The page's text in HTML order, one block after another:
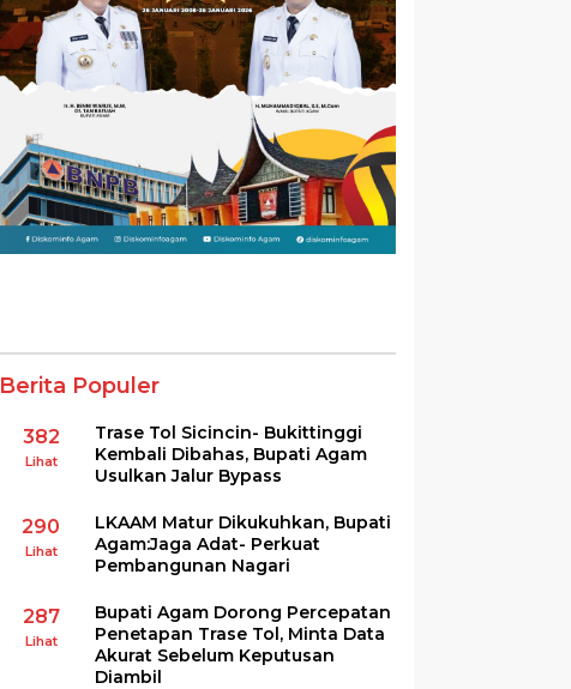
Berita Populer
382
Lihat
Trase Tol Sicincin- Bukittinggi
Kembali Dibahas, Bupati Agam
Usulkan Jalur Bypass
290
Lihat
LKAAM Matur Dikukuhkan, Bupati
Agam:Jaga Adat- Perkuat
Pembangunan Nagari
287
Lihat
Bupati Agam Dorong Percepatan
Penetapan Trase Tol, Minta Data
Akurat Sebelum Keputusan
Diambil